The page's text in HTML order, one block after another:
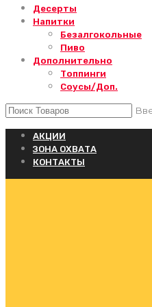
Десерты
Напитки
Безалгокольные
Пиво
Дополнительно
Топпинги
Соусы/Доп.
АКЦИИ
ЗОНА ОХВАТА
КОНТАКТЫ